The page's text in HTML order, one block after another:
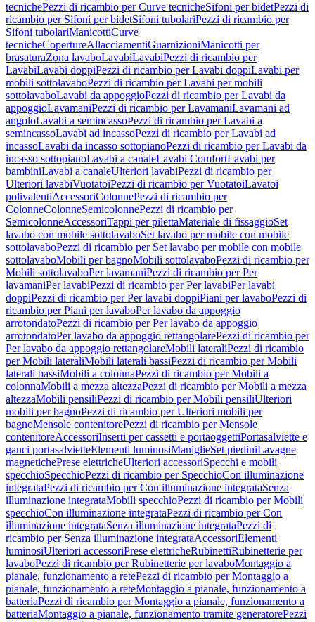
tecnichePezzi di ricambio per Curve tecnicheSifoni per bidetPezzi di
ricambio per Sifoni per bidetSifoni tubolariPezzi di ricambio per
Sifoni tubolariManicottiCurve
tecnicheCopertureAllacciamentiGuarnizioniManicotti per
brasaturaZona lavaboLavabiLavabiPezzi di ricambio per
LavabiLavabi doppiPezzi di ricambio per Lavabi doppiLavabi per
mobili sottolavaboPezzi di ricambio per Lavabi per mobili
sottolavaboLavabi da appoggioPezzi di ricambio per Lavabi da
appoggioLavamaniPezzi di ricambio per LavamaniLavamani ad
angoloLavabi a semincassoPezzi di ricambio per Lavabi a
semincassoLavabi ad incassoPezzi di ricambio per Lavabi ad
incassoLavabi da incasso sottopianoPezzi di ricambio per Lavabi da
incasso sottopianoLavabi a canaleLavabi ComfortLavabi per
bambiniLavabi a canaleUlteriori lavabiPezzi di ricambio per
Ulteriori lavabiVuotatoiPezzi di ricambio per VuotatoiLavatoi
polivalentiAccessoriColonnePezzi di ricambio per
ColonneColonneSemicolonnePezzi di ricambio per
SemicolonneAccessoriTappi per pilettaMateriale di fissaggioSet
lavabo con mobile sottolavaboSet lavabo per mobile con mobile
sottolavaboPezzi di ricambio per Set lavabo per mobile con mobile
sottolavaboMobili per bagnoMobili sottolavaboPezzi di ricambio per
Mobili sottolavaboPer lavamaniPezzi di ricambio per Per
lavamaniPer lavabiPezzi di ricambio per Per lavabiPer lavabi
doppiPezzi di ricambio per Per lavabi doppiPiani per lavaboPezzi di
ricambio per Piani per lavaboPer lavabo da appoggio
arrotondatoPezzi di ricambio per Per lavabo da appoggio
arrotondatoPer lavabo da appoggio rettangolarePezzi di ricambio per
Per lavabo da appoggio rettangolareMobili lateraliPezzi di ricambio
per Mobili lateraliMobili laterali bassiPezzi di ricambio per Mobili
laterali bassiMobili a colonnaPezzi di ricambio per Mobili a
colonnaMobili a mezza altezzaPezzi di ricambio per Mobili a mezza
altezzaMobili pensiliPezzi di ricambio per Mobili pensiliUlteriori
mobili per bagnoPezzi di ricambio per Ulteriori mobili per
bagnoMensole contenitorePezzi di ricambio per Mensole
contenitoreAccessoriInserti per cassetti e portaoggettiPortasalviette e
ganci portasalvietteElementi luminosiManiglieSet piediniLavagne
magnetichePrese elettricheUlteriori accessoriSpecchi e mobili
specchioSpecchioPezzi di ricambio per SpecchioCon illuminazione
integrataPezzi di ricambio per Con illuminazione integrataSenza
illuminazione integrataMobili specchioPezzi di ricambio per Mobili
specchioCon illuminazione integrataPezzi di ricambio per Con
illuminazione integrataSenza illuminazione integrataPezzi di
ricambio per Senza illuminazione integrataAccessoriElementi
luminosiUlteriori accessoriPrese elettricheRubinettiRubinetterie per
lavaboPezzi di ricambio per Rubinetterie per lavaboMontaggio a
pianale, funzionamento a retePezzi di ricambio per Montaggio a
pianale, funzionamento a reteMontaggio a pianale, funzionamento a
batteriaPezzi di ricambio per Montaggio a pianale, funzionamento a
batteriaMontaggio a pianale, funzionamento tramite generatorePezzi